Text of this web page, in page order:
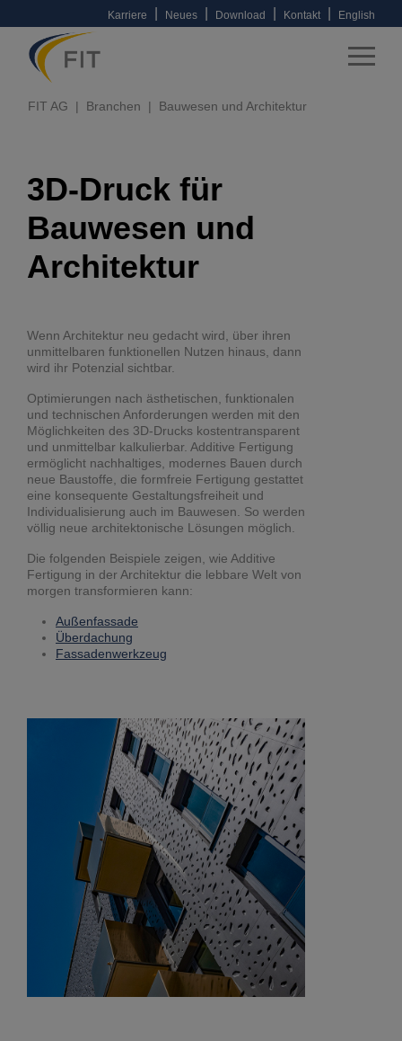
Karriere Neues Download Kontakt English
FIT AG Branchen Bauwesen und Architektur
3D-Druck für
Bauwesen und
Architektur
Wenn Architektur neu gedacht wird, über ihren
unmittelbaren funktionellen Nutzen hinaus, dann
wird ihr Potenzial sichtbar.
Optimierungen nach ästhetischen, funktionalen
und technischen Anforderungen werden mit den
Möglichkeiten des 3D-Drucks kostentransparent
und unmittelbar kalkulierbar. Additive Fertigung
ermöglicht nachhaltiges, modernes Bauen durch
neue Baustoffe, die formfreie Fertigung gestattet
eine konsequente Gestaltungsfreiheit und
Individualisierung auch im Bauwesen. So werden
völlig neue architektonische Lösungen möglich.
Die folgenden Beispiele zeigen, wie Additive
Fertigung in der Architektur die lebbare Welt von
morgen transformieren kann:
Außenfassade
Überdachung
Fassadenwerkzeug